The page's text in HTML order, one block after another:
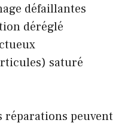
défaillantes
déréglé
saturé
réparations peuvent